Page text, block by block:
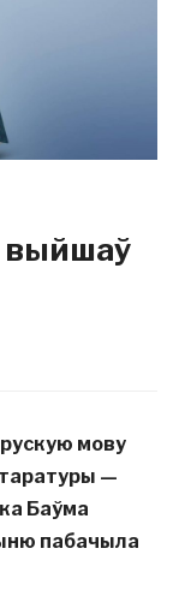
выйшаў
мову
—
Баўма
пабачыла